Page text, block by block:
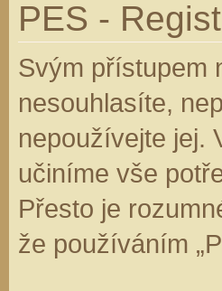
PES -
Svým přístupem
nesouhlasíte,
nepoužívejte jej.
učiníme vše
Přesto je
že používáním